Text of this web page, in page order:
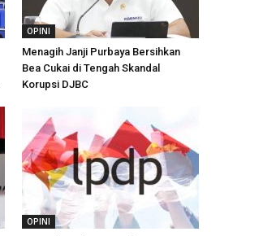
OPINI
Menagih Janji Purbaya Bersihkan
Bea Cukai di Tengah Skandal
Korupsi DJBC
OPINI